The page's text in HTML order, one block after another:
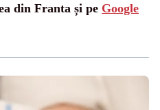
din Franta și pe Google